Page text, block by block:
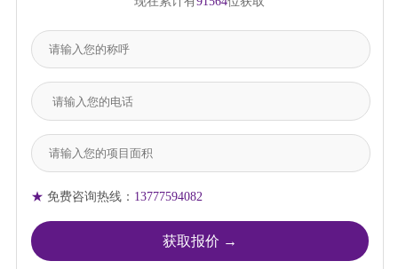
★免费咨询热线： 13777594082